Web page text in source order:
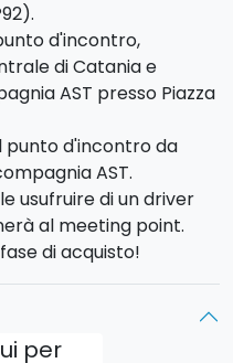
discesa
e diversi
farà divertire per circa
transfervi
6 h circa.
Possibilità di pick-
(extra non
guida naturalistica,
d'incontro,
di Catania e
AST presso Piazza
punto d'incontro da
AST.
usufruire di un driver
al meeting point.
di acquisto!
per